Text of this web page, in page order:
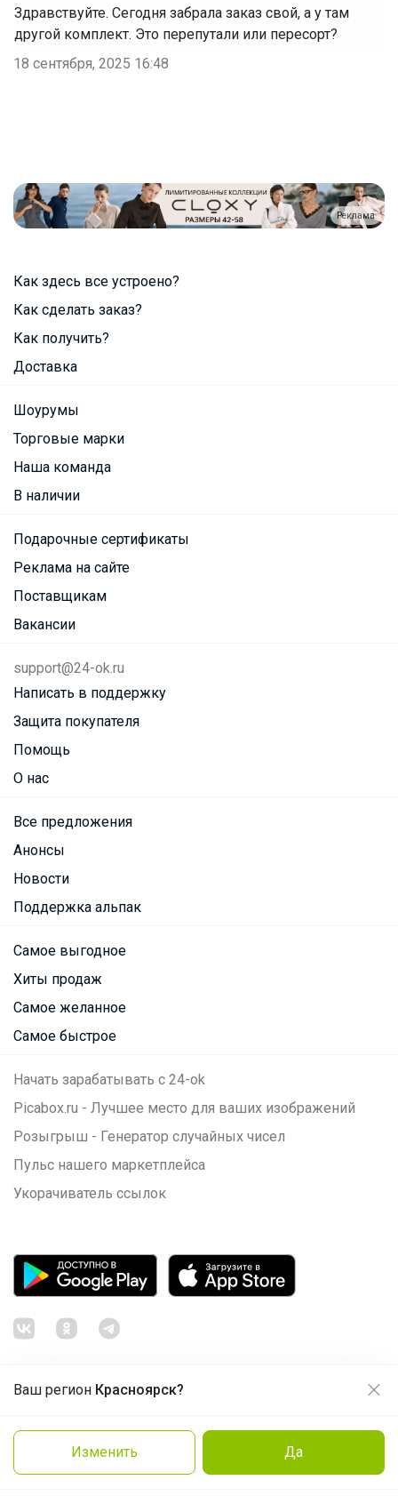
Ваш регион Красноярск?
Изменить Да
Здравствуйте. Сегодня забрала заказ свой, а у там
другой комплект. Это перепутали или пересорт?
18 сентября, 2025 16:48
Реклама
Как здесь все устроено?
Как сделать заказ?
Как получить?
Доставка
Шоурумы
Торговые марки
Наша команда
В наличии
Подарочные сертификаты
Реклама на сайте
Поставщикам
Вакансии
support@24-ok.ru
Написать в поддержку
Защита покупателя
Помощь
О нас
Все предложения
Анонсы
Новости
Поддержка альпак
Самое выгодное
Хиты продаж
Самое желанное
Самое быстрое
Начать зарабатывать с 24-ok
Picabox.ru - Лучшее место для ваших изображений
Розыгрыш - Генератор случайных чисел
Пульс нашего маркетплейса
Укорачиватель ссылок
Политика конфиденциальности
Cоглашение пользователя
Продолжая использовать этот сайт и нажимая кнопку
Принять